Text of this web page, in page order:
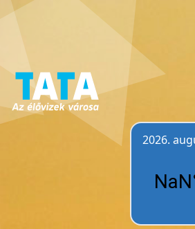
2026.